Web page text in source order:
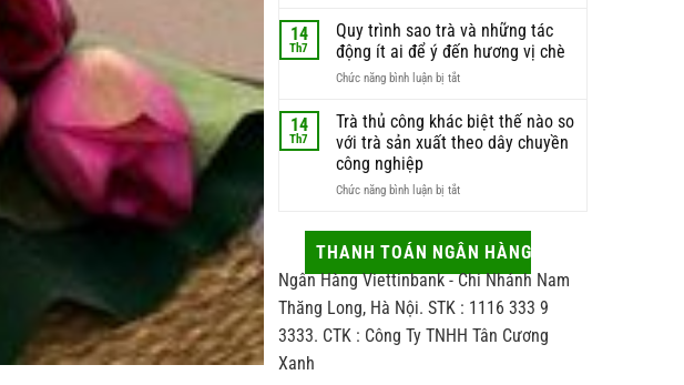
giới
sành
săn
có
được
búp
trà
lượng
nhất
nghiệm
chọn
trà
làm
biếu
sao
sang
hợp
người
14
Th7
Quy trình sao trà và những tác
động ít ai để ý đến hương vị chè
Chức năng bình luận bị tắtở
trình
sao
trà
những
động
ít
để
ý
hương
14
Th7
Trà thủ công khác biệt thế nào so
với trà sản xuất theo dây chuyền
công nghiệp
Chức năng bình luận bị tắtở
công
biệt
thế
so
THANH TOÁN NGÂN HÀNG
Ngân Hàng Viettinbank - Chi Nhánh Nam
Thăng Long, Hà Nội. STK : 1116 333 9
3333. CTK : Công Ty TNHH Tân Cương
Xanh